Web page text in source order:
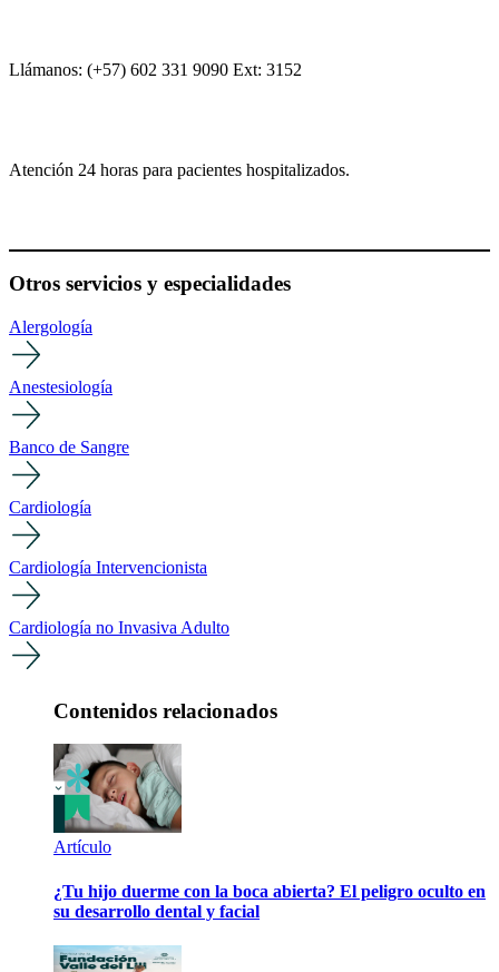
Llámanos: (+57) 602 331 9090 Ext: 3152
Atención 24 horas para pacientes hospitalizados.
Otros servicios y especialidades
Alergología
Anestesiología
Banco de Sangre
Cardiología
Cardiología Intervencionista
Cardiología no Invasiva Adulto
Contenidos relacionados
Artículo
¿Tu hijo duerme con la boca abierta? El peligro oculto en
su desarrollo dental y facial